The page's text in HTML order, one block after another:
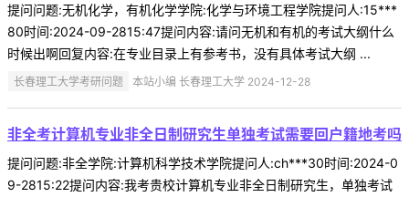
提问问题:无机化学，有机化学学院:化学与环境工程学院提问人:15***
80时间:2024-09-2815:47提问内容:请问无机和有机的考试大纲什么
时候出啊回复内容:在专业目录上有参考书，没有具体考试大纲 ...
长春理工大学考研问题 本站小编 长春理工大学 2024-12-28
非全考计算机专业非全日制研究生单独考试需要回户籍地考吗
提问问题:非全学院:计算机科学技术学院提问人:ch***30时间:2024-0
9-2815:22提问内容:我考贵校计算机专业非全日制研究生，单独考试